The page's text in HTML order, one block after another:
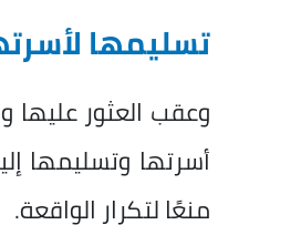
تسليمها
وعقب العثور عليها
أسرتها وتسليمها
منعًا لتكرار الواقعة.